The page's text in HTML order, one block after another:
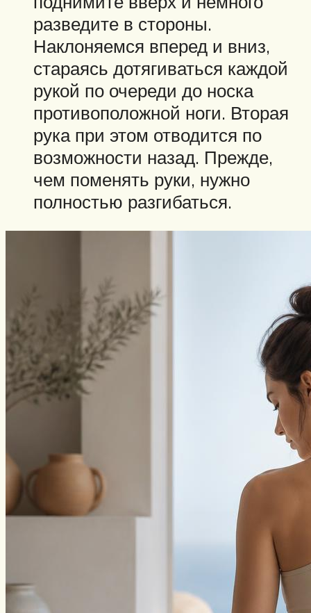
разведите в стороны.
Наклоняемся вперед и вниз,
стараясь дотягиваться каждой
рукой по очереди до носка
противоположной ноги. Вторая
рука при этом отводится по
возможности назад. Прежде,
чем поменять руки, нужно
полностью разгибаться.